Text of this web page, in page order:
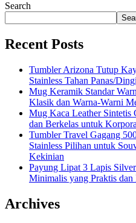
Search
Recent Posts
Tumbler Arizona Tutup
Stainless Tahan Panas/
Mug Keramik Standar
Klasik dan Warna-Warni
Mug Kaca Leather Sintetis
dan Berkelas untuk
Tumbler Travel Gagang
Stainless Pilihan untuk
Kekinian
Payung Lipat 3 Lapis
Minimalis yang Praktis
Archives